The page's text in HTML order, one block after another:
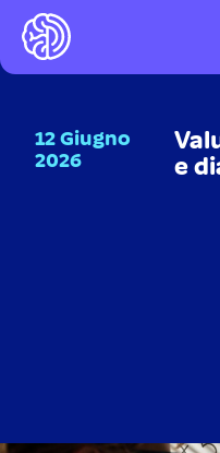
12 Giugno
2026
e